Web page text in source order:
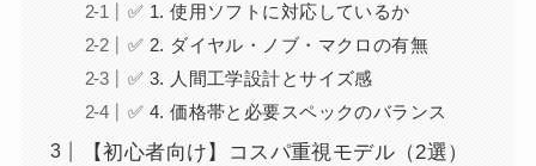
✅ 1. 使用ソフトに対応しているか
✅ 2. ダイヤル・ノブ・マクロの有無
✅ 3. 人間工学設計とサイズ感
✅ 4. 価格帯と必要スペックのバランス
【初心者向け】コスパ重視モデル（2選）